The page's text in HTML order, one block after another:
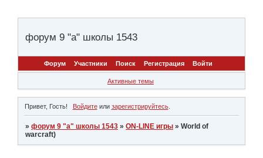
форум 9 "а" школы 1543
Форум Участники Поиск Регистрация Войти
Активные темы
Привет, Гость! Войдитеили зарегистрируйтесь.
»форум 9 "а" школы 1543 »ON-LINE игры »World of
warcraft)